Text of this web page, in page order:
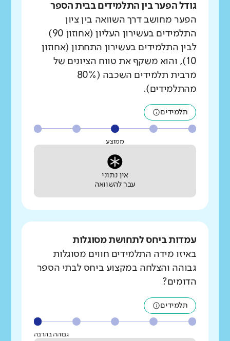
גודל הפער בין התלמידים בבית הספר
הפער מחושב דרך השוואה בין ציון
התלמידים בעשירון העליון (אחוזון 90)
לבין התלמידים בעשירון התחתון (אחוזון
10), והוא משקף את טווח הציונים של
מרבית תלמידים השכבה (80%
מהתלמידים).
תלמידים
ממוצע
אין נתוני
עבר להשוואה
עמדות ביחס לתחושת מסוגלות
באיזו מידה התלמידים חווים מסוגלות
גבוהה והצלחה במקצוע ביחס לבתי הספר
הדומים?
תלמידים
גבוהה בהרבה